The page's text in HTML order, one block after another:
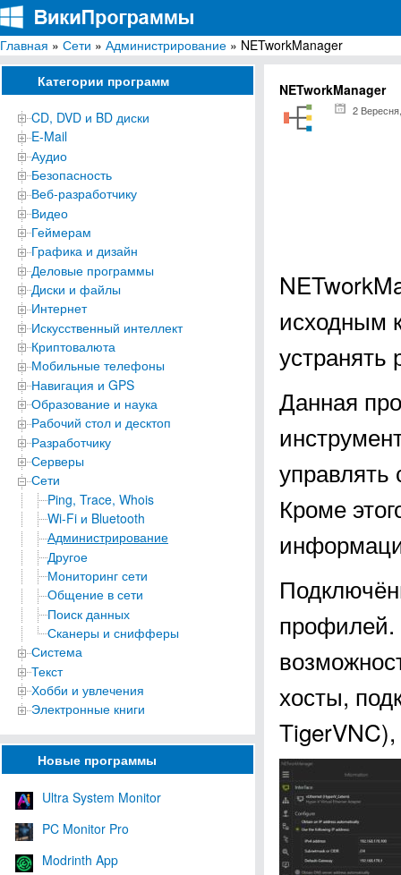
ВикиПрограммы
Энциклопедия бесплатных компьютерных программ для Windows
Главная » Сети » Администрирование » NETworkManager
Категории программ
CD, DVD и BD диски
E-Mail
Аудио
Безопасность
Веб-разработчику
Видео
Геймерам
Графика и дизайн
Деловые программы
Диски и файлы
Интернет
Искусственный интеллект
Криптовалюта
Мобильные телефоны
Навигация и GPS
Образование и наука
Рабочий стол и десктоп
Разработчику
Серверы
Сети
Ping, Trace, Whois
Wi-Fi и Bluetooth
Администрирование
Другое
Мониторинг сети
Общение в сети
Поиск данных
Сканеры и снифферы
Система
Текст
Хобби и увлечения
Электронные книги
Новые программы
Ultra System Monitor
PC Monitor Pro
Modrinth App
NETworkManager
2
исходным
Данная
Кроме
профилей.
хосты,
TigerVNC),